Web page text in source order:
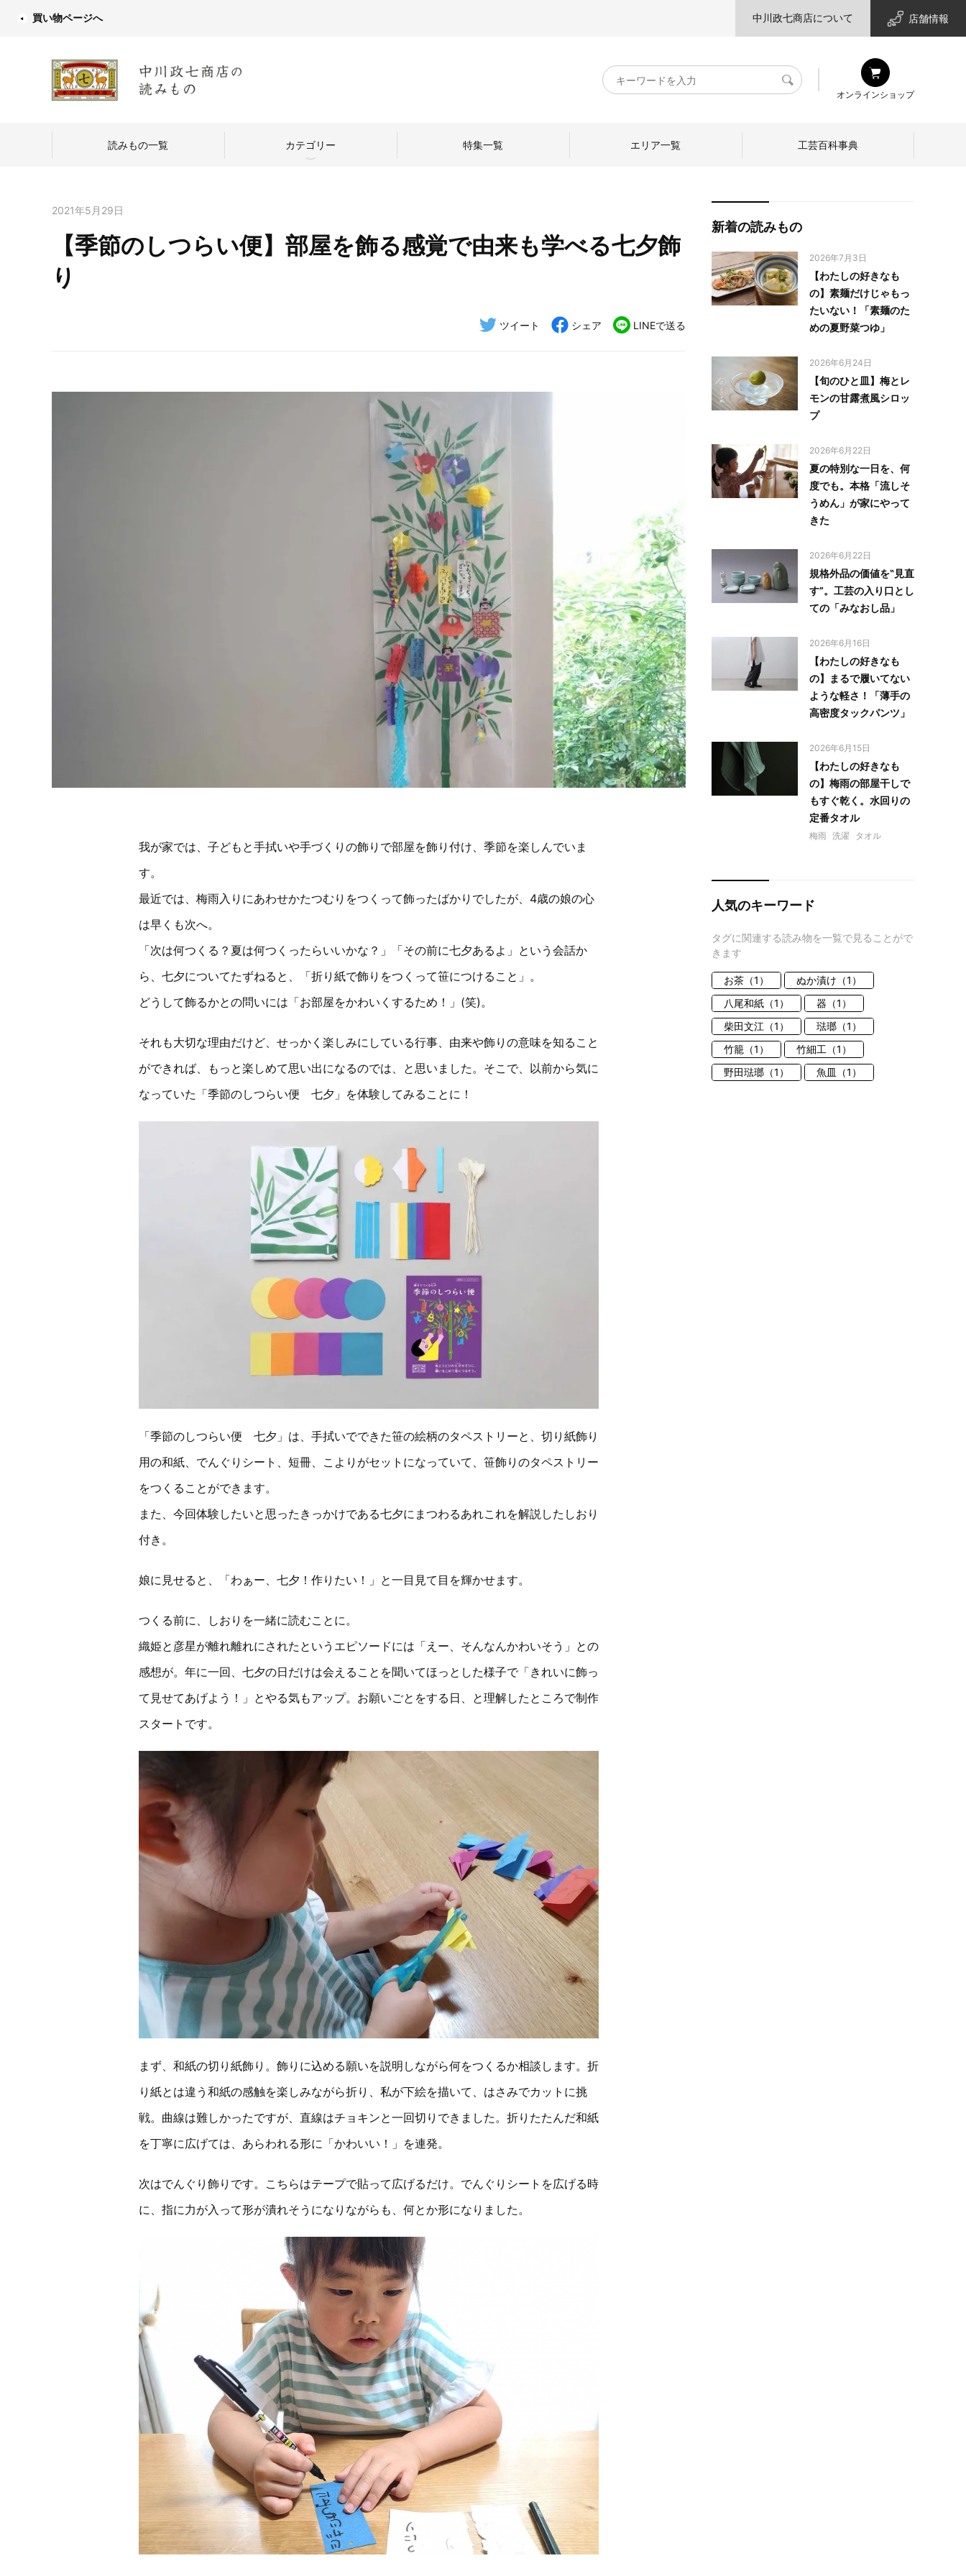
買い物ページへ 中川政七商店について 店舗情報
キ
ー
検
オンラインショップ
読みもの一覧 カテゴリー
中川政七商店のものづくり 日本の暮らし 中川政七商店のひと
特集一覧 エリア一覧 工芸百科事典
2021年5月29日
【季節のしつらい便】部屋を飾る感覚で由来も学べる七夕飾
り
ツイート シェア LINEで送る
我が家では、子どもと手拭いや手づくりの飾りで部屋を飾り付け、季節を楽しんでいま
す。
最近では、梅雨入りにあわせかたつむりをつくって飾ったばかりでしたが、4歳の娘の心
は早くも次へ。
「次は何つくる？夏は何つくったらいいかな？」「その前に七夕あるよ」という会話か
ら、七夕についてたずねると、「折り紙で飾りをつくって笹につけること」。
どうして飾るかとの問いには「お部屋をかわいくするため！」(笑)。
それも大切な理由だけど、せっかく楽しみにしている行事、由来や飾りの意味を知ること
ができれば、もっと楽しめて思い出になるのでは、と思いました。そこで、以前から気に
なっていた「季節のしつらい便 七夕」を体験してみることに！
「季節のしつらい便 七夕」は、手拭いでできた笹の絵柄のタペストリーと、切り紙飾り
用の和紙、でんぐりシート、短冊、こよりがセットになっていて、笹飾りのタペストリー
をつくることができます。
また、今回体験したいと思ったきっかけである七夕にまつわるあれこれを解説したしおり
付き。
娘に見せると、「わぁー、七夕！作りたい！」と一目見て目を輝かせます。
つくる前に、しおりを一緒に読むことに。
織姫と彦星が離れ離れにされたというエピソードには「えー、そんなんかわいそう」との
感想が。年に一回、七夕の日だけは会えることを聞いてほっとした様子で「きれいに飾っ
て見せてあげよう！」とやる気もアップ。お願いごとをする日、と理解したところで制作
スタートです。
まず、和紙の切り紙飾り。飾りに込める願いを説明しながら何をつくるか相談します。折
り紙とは違う和紙の感触を楽しみながら折り、私が下絵を描いて、はさみでカットに挑
戦。曲線は難しかったですが、直線はチョキンと一回切りできました。折りたたんだ和紙
を丁寧に広げては、あらわれる形に「かわいい！」を連発。
次はでんぐり飾りです。こちらはテープで貼って広げるだけ。でんぐりシートを広げる時
に、指に力が入って形が潰れそうになりながらも、何とか形になりました。
新着の読みもの
2026年7月3日
【わたしの好きなも
の】素麺だけじゃもっ
たいない！「素麺のた
めの夏野菜つゆ」
2026年6月24日
【旬のひと皿】梅とレ
モンの甘露煮風シロッ
プ
2026年6月22日
夏の特別な一日を、何
度でも。本格「流しそ
うめん」が家にやって
きた
2026年6月22日
規格外品の価値を‟見直
す”。工芸の入り口とし
ての「みなおし品」
2026年6月16日
【わたしの好きなも
の】まるで履いてない
ような軽さ！「薄手の
高密度タックパンツ」
2026年6月15日
【わたしの好きなも
の】梅雨の部屋干しで
もすぐ乾く。水回りの
定番タオル
梅雨 洗濯 タオル
人気のキーワード
タグに関連する読み物を一覧で見ることがで
きます
お茶（1）
ぬか漬け（1）
八尾和紙（1）
器（1）
柴田文江（1）
琺瑯（1）
竹籠（1）
竹細工（1）
野田琺瑯（1）
魚皿（1）